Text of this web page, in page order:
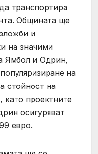
транспортира
Общината ще
и
на значими
Ямбол и Одрин,
на
стойност на
като проектните
осигуряват
евро.